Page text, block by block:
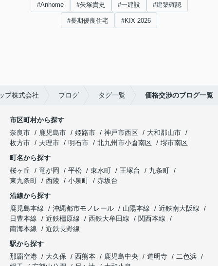
#Anhome #矢塚貴史 #一建設 #建築確認
#長期優良住宅 #KIX 2026
プ株式会社 ブログ タグ一覧 価格交渉のブログ一覧
市区町村から探す
奈良市
鹿児島市 姫路市 神戸市西区
大和郡山市
枚方市
天理市 明石市 北九州市小倉南区
堺市南区
町名から探す
桜ヶ丘
竜が岡 平松 東水町 王塚台
九条町
東九条町
西陵 小泉町
赤坂台
沿線から探す
鹿児島本線
沖縄都市モノレール 山陽本線
近鉄南大阪線
日豊本線
近鉄橿原線 西鉄大牟田線
関西本線
南海本線
近鉄長野線
駅から探す
那覇空港
大久保 西熊本 鹿児島中央 道明寺
二色浜